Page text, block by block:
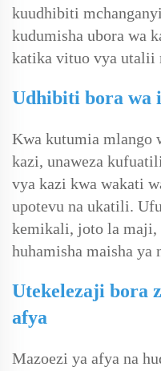
kuudhibiti
kudumisha ubora wa
katika vituo vya utalii
Udhibiti bora wa
Kwa kutumia mlango
kazi, unaweza
vya kazi kwa wakati
upotevu na ukatili.
kemikali, joto la maji,
huhamisha maisha ya
Utekelezaji bora
afya
Mazoezi ya afya na